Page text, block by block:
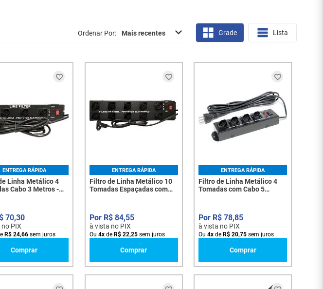
Ordenar Por Mais recentes Grade Lista
ENTREGA RÁPIDA
Linha Metálico 4
Cabo 3 Metros -
70,30
PIX
R$ 24,66sem juros
Comprar
ENTREGA RÁPIDA
Filtro de Linha Metálico 10
Tomadas Espaçadas com
R$ 84,55
à vista no PIX
Ou 4xde R$ 22,25sem juros
Comprar
ENTREGA RÁPIDA
Filtro de Linha Metálico 4
Tomadas com Cabo 5
R$ 78,85
à vista no PIX
Ou4x de R$ 20,75 sem juros
Comprar